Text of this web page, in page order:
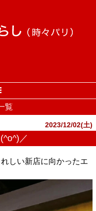
覧
2023/12/02(土)
／
しい新店に向かったエ